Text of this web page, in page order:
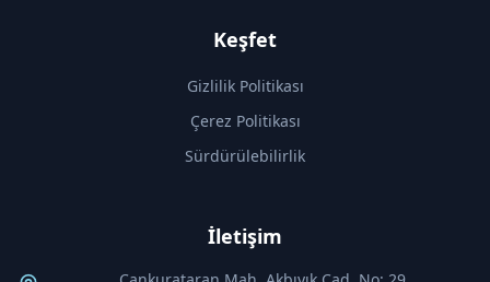
Keşfet
Gizlilik Politikası
Çerez Politikası
Sürdürülebilirlik
İletişim